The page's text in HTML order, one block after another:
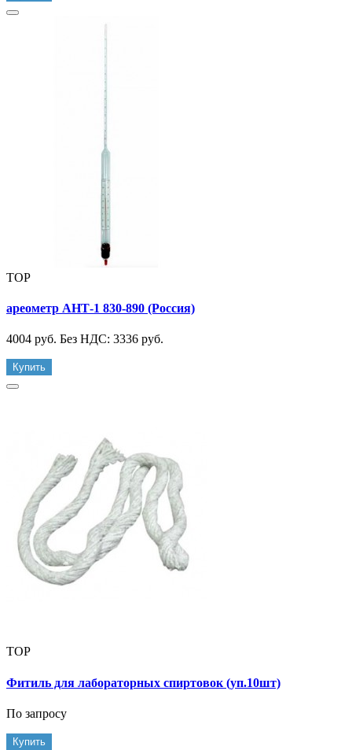
TOP
ареометр АНТ-1 830-890 (Россия)
4004 руб. Без НДС: 3336 руб.
Купить
TOP
Фитиль для лабораторных спиртовок (уп.10шт)
По запросу
Купить